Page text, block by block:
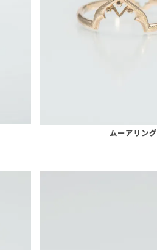
ムーアリング